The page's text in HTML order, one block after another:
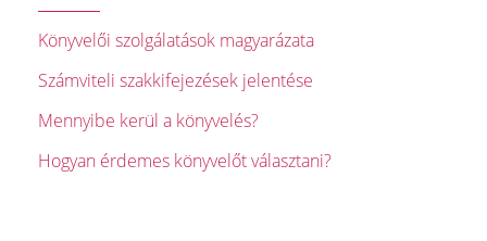
Könyvelői szolgálatások magyarázata
Számviteli szakkifejezések jelentése
Mennyibe kerül a könyvelés?
Hogyan érdemes könyvelőt választani?